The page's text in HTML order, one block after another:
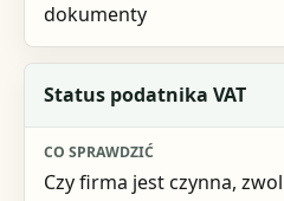
dokumenty
Status podatnika VAT
Czy firma jest czynna,